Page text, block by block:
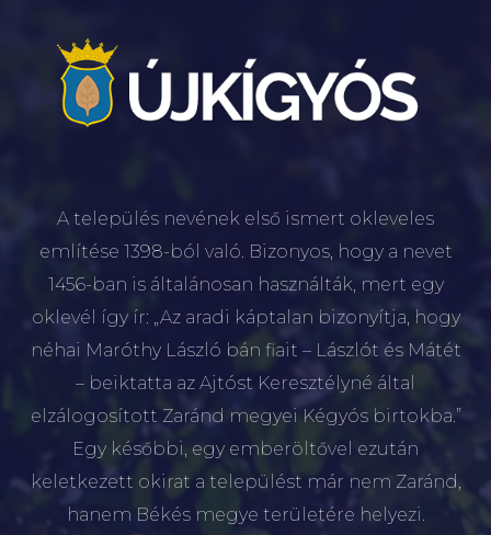
A település nevének első ismert okleveles
említése 1398-ból való. Bizonyos, hogy a nevet
1456-ban is általánosan használták, mert egy
oklevél így ír: „Az aradi káptalan bizonyítja, hogy
néhai Maróthy László bán fiait – Lászlót és Mátét
– beiktatta az Ajtóst Keresztélyné által
elzálogosított Zaránd megyei Kégyós birtokba.”
Egy későbbi, egy emberöltővel ezután
keletkezett okirat a települést már nem Zaránd,
hanem Békés megye területére helyezi.